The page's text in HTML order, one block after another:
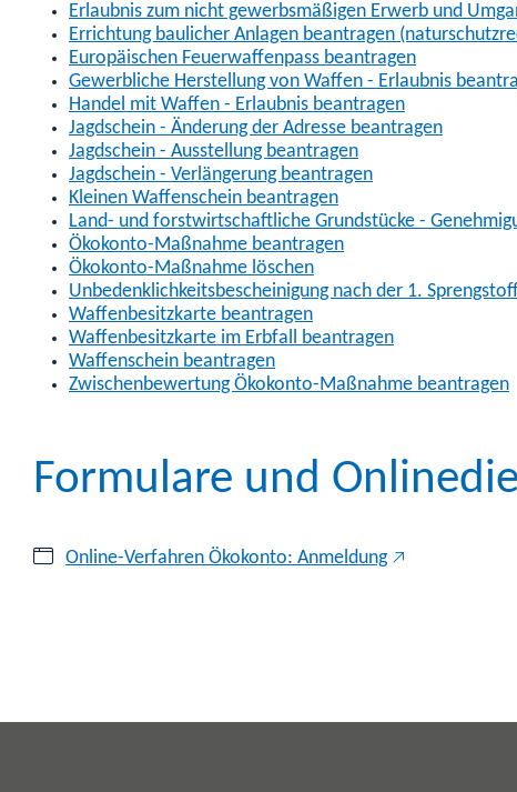
Erlaubnis zum nicht gewerbsmäßigen Erwerb und
Errichtung baulicher Anlagen beantragen
Europäischen Feuerwaffenpass beantragen
Gewerbliche Herstellung von Waffen - Erlaubnis
Handel mit Waffen - Erlaubnis beantragen
Jagdschein - Änderung der Adresse beantragen
Jagdschein - Ausstellung beantragen
Jagdschein - Verlängerung beantragen
Kleinen Waffenschein beantragen
Land- und forstwirtschaftliche Grundstücke -
Ökokonto-Maßnahme beantragen
Ökokonto-Maßnahme löschen
Unbedenklichkeitsbescheinigung nach der 1.
Waffenbesitzkarte beantragen
Waffenbesitzkarte im Erbfall beantragen
Waffenschein beantragen
Zwischenbewertung Ökokonto-Maßnahme beantragen
Formulare und
Online-Verfahren Ökokonto: Anmeldung